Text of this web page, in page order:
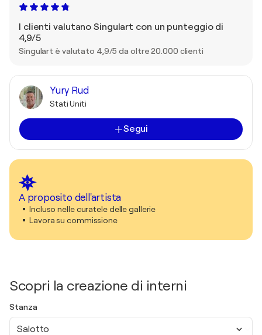
I clienti valutano Singulart con un punteggio di
4,9/5
Singulart è valutato 4,9/5 da oltre 20.000 clienti
Yury Rud
Stati Uniti
Segui
A proposito dell'artista
Incluso nelle curatele delle gallerie
Lavora su commissione
Scopri la creazione di interni
Stanza
Salotto